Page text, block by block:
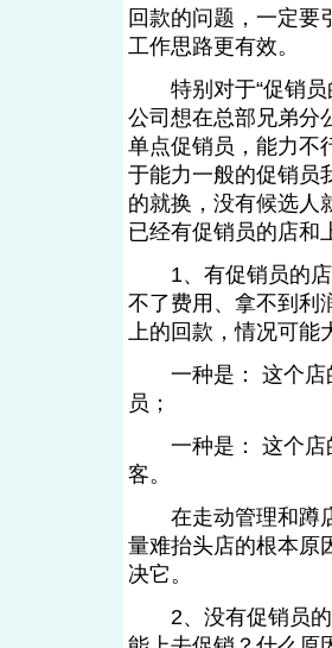
回款的问题，一定要
工作思路更有效。
特别对于“促销员
公司想在总部兄弟分
单点促销员，能力不
于能力一般的促销员
的就换，没有候选人
已经有促销员的店
1、有促销员的店
不了费用、拿不到利
上的回款，情况可
一种是： 这个店
员；
一种是： 这个店
客。
在走动管理和蹲店
量难抬头店的根本原
决它。
2、没有促销员的